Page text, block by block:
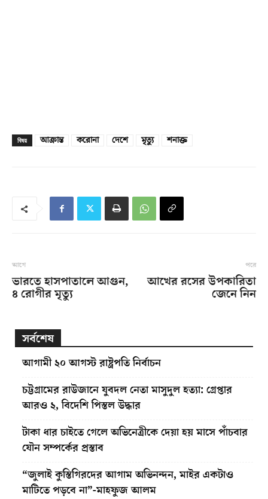
বিষয় আক্রান্ত করোনা দেশে মৃত্যু শনাক্ত
আগে
ভারতে হাসপাতালে আগুন,
৪ রোগীর মৃত্যু
পরে
আখের রসের উপকারিতা
জেনে নিন
সর্বশেষ
আগামী ২০ আগস্ট রাষ্ট্রপতি নির্বাচন
চট্টগ্রামের রাউজানে যুবদল নেতা মাসুদুল হত্যা: গ্রেপ্তার
আরও ২, বিদেশি পিস্তল উদ্ধার
টাকা ধার চাইতে গেলে অভিনেত্রীকে দেয়া হয় মাসে পাঁচবার
যৌন সম্পর্কের প্রস্তাব
“জুলাই কুস্তিগিরদের আগাম অভিনন্দন, মাইর একটাও
মাটিতে পড়বে না”-মাহফুজ আলম